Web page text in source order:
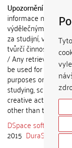
Upozornění / Notice:
informace
výdělečným
za studijní,
tvůrčí činnost jiné
/ Any retrieved
be used for any
purposes or
studying, scientific
creative activities of
other than the author.
DSpace software
2015 DuraSpace